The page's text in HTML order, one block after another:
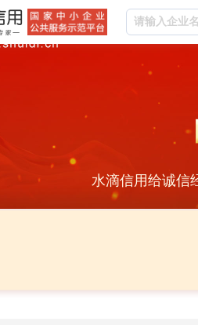
水滴信用给诚信